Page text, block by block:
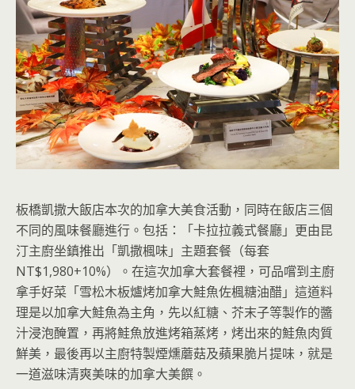
板橋凱撒大飯店本次的加拿大美食活動，同時在飯店三個
不同的風味餐廳進行。包括：「卡拉拉義式餐廳」更由昆
汀主廚坐鎮推出「凱撒楓味」主題套餐（每套
NT$1,980+10%）。在這次加拿大套餐裡，可品嚐到主廚
拿手好菜「雪松木板爐烤加拿大鮭魚佐楓糖油醋」這道料
理是以加拿大鮭魚為主角，先以紅糖、芥末子等製作的醬
汁浸泡醃置，再將鮭魚放進烤箱蒸烤，烤出來的鮭魚肉質
鮮美，最後再以主廚特製煙燻蘑菇及蘋果脆片提味，就是
一道滋味清爽美味的加拿大美饌。